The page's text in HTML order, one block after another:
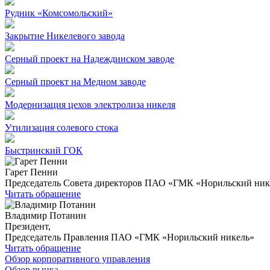
Рудник «Комсомольский»
Закрытие Никелевого завода
Серный проект на Надеждинском заводе
Серный проект на Медном заводе
Модернизация цехов электролиза никеля
Утилизация солевого стока
Быстринский ГОК
Гарет Пенни
Председатель Совета директоров ПАО «ГМК «Норильский
Читать обращение
Владимир Потанин
Президент,
Председатель Правления ПАО «ГМК «Норильский никель»
Читать обращение
Обзор корпоративного управления